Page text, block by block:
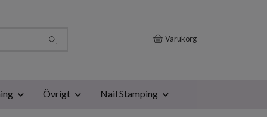
Varukorg
Övrigt Nail Stamping